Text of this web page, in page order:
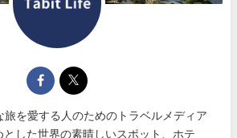
旅を愛する人のためのトラベルメディア
とした世界の素晴しいスポット、ホテ